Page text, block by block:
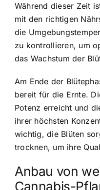
Während dieser Zeit
mit den richtigen
die
zu kontrollieren, um
das Wachstum der
Am Ende der
bereit für die Ernte.
Potenz erreicht und
ihrer höchsten
wichtig, die Blüten
trocknen, um ihre
Anbau von
Cannabis-